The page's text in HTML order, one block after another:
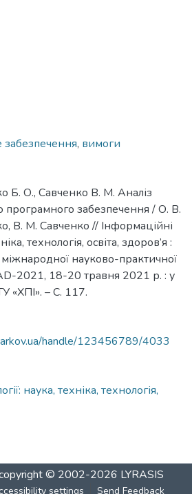
, вимоги
Б. О., Савченко В. М. Аналіз
програмного забезпечення / О. В.
В. М. Савченко // Інформаційні
технологія, освіта, здоров’я :
науково-практичної
2021, 18-20 травня 2021 р. : у
«ХПІ». – С. 117.
handle/123456789/4033
наука, техніка, технологія,
© 2002-2026 LYRASIS
settings Send Feedback